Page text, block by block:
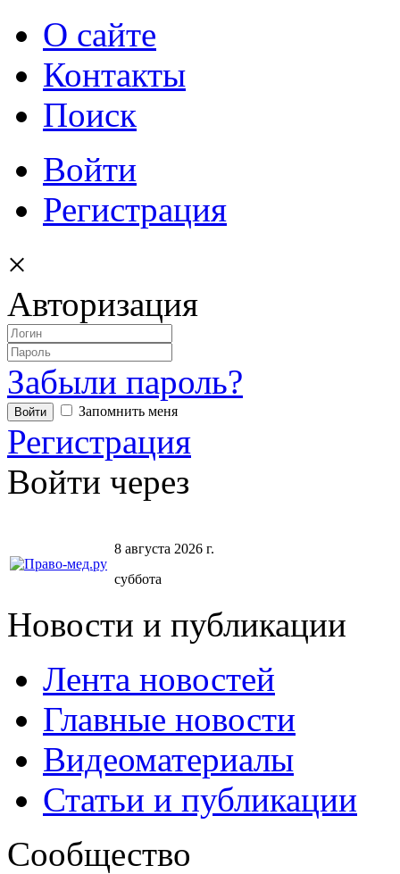
О сайте
Контакты
Поиск
Войти
Регистрация
×
Авторизация
Забыли пароль?
Запомнить меня
Регистрация
Войти через
8 августа 2026 г.
суббота
Новости и публикации
Лента новостей
Главные новости
Видеоматериалы
Статьи и публикации
Сообщество